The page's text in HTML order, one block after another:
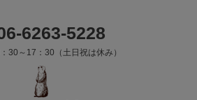
6263-5228
30～17：30（土日祝は休み）